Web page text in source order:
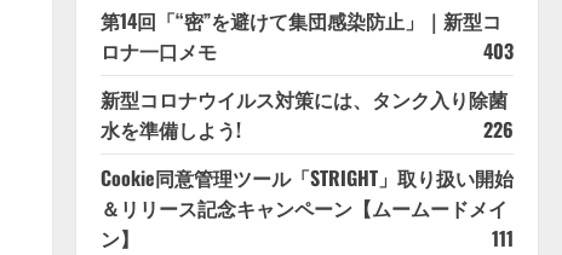
第14回「“密”を避けて集団感染防止」｜新型コ
ロナ一口メモ
403
新型コロナウイルス対策には、タンク入り除菌
水を準備しよう!
226
Cookie同意管理ツール「STRIGHT」取り扱い開始
＆リリース記念キャンペーン【ムームードメイ
ン】
111